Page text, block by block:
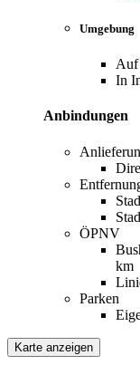
Umgebung
Auf
In
Anbindungen
ÖPNV
km
Parken
Karte anzeigen